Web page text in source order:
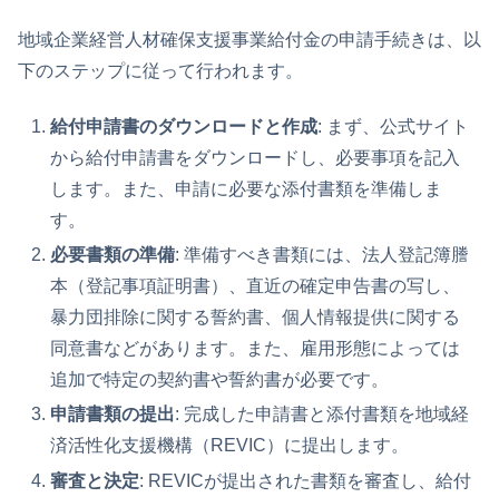
地域企業経営人材確保支援事業給付金の申請手続きは、以
下のステップに従って行われます。
給付申請書のダウンロードと作成: まず、公式サイト
から給付申請書をダウンロードし、必要事項を記入
します。また、申請に必要な添付書類を準備しま
す。
必要書類の準備: 準備すべき書類には、法人登記簿謄
本（登記事項証明書）、直近の確定申告書の写し、
暴力団排除に関する誓約書、個人情報提供に関する
同意書などがあります。また、雇用形態によっては
追加で特定の契約書や誓約書が必要です。
申請書類の提出: 完成した申請書と添付書類を地域経
済活性化支援機構（REVIC）に提出します。
審査と決定: REVICが提出された書類を審査し、給付